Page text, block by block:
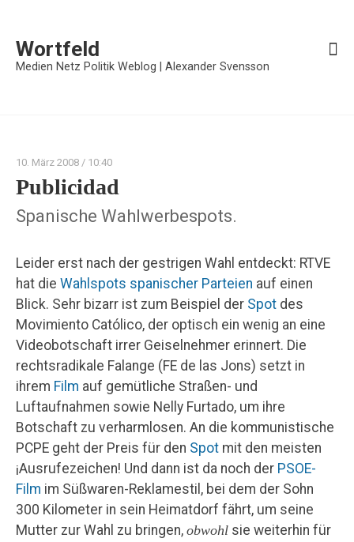
Wortfeld
Medien Netz Politik Weblog | Alexander Svensson
10. März 2008 / 10:40
Publicidad
Spanische Wahlwerbespots.
Leider erst nach der gestrigen Wahl entdeckt: RTVE
hat die Wahlspots spanischer Parteien auf einen
Blick. Sehr bizarr ist zum Beispiel der Spot des
Movimiento Católico, der optisch ein wenig an eine
Videobotschaft irrer Geiselnehmer erinnert. Die
rechtsradikale Falange (FE de las Jons) setzt in
ihrem Film auf gemütliche Straßen- und
Luftaufnahmen sowie Nelly Furtado, um ihre
Botschaft zu verharmlosen. An die kommunistische
PCPE geht der Preis für den Spot mit den meisten
¡Ausrufezeichen! Und dann ist da noch der PSOE-
Film im Süßwaren-Reklamestil, bei dem der Sohn
300 Kilometer in sein Heimatdorf fährt, um seine
Mutter zur Wahl zu bringen, obwohl sie weiterhin für